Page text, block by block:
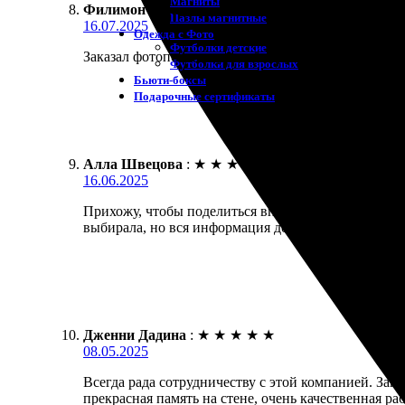
Пазлы магнитные
Одежда с Фото
Футболки детские
Футболки для взрослых
Бьюти-боксы
Подарочные сертификаты
Филимон Глушков : ★
16.07.2025
Заказал фотопечать с рамкой. Сделано всё
Алла Швецова : ★ ★ ★
16.06.2025
Прихожу, чтобы поделиться впечатлениями.
выбирала, но вся информация доступна.
Дженни Дадина : ★ ★ ★ ★ ★
08.05.2025
Всегда рада сотрудничеству с этой компанией.
прекрасная память на стене, очень качественная